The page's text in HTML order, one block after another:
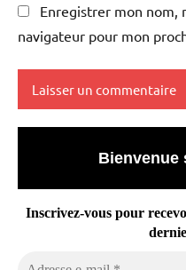
Enregistrer mon nom,
navigateur pour mon
Bienvenue
Inscrivez-vous pour